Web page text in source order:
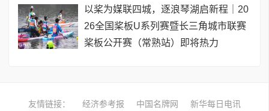
以桨为媒联四城，逐浪琴湖启新程｜20
26全国桨板U系列赛暨长三角城市联赛
桨板公开赛（常熟站）即将热力
友情链接： 经济参考报 中国名牌网 新华每日电讯